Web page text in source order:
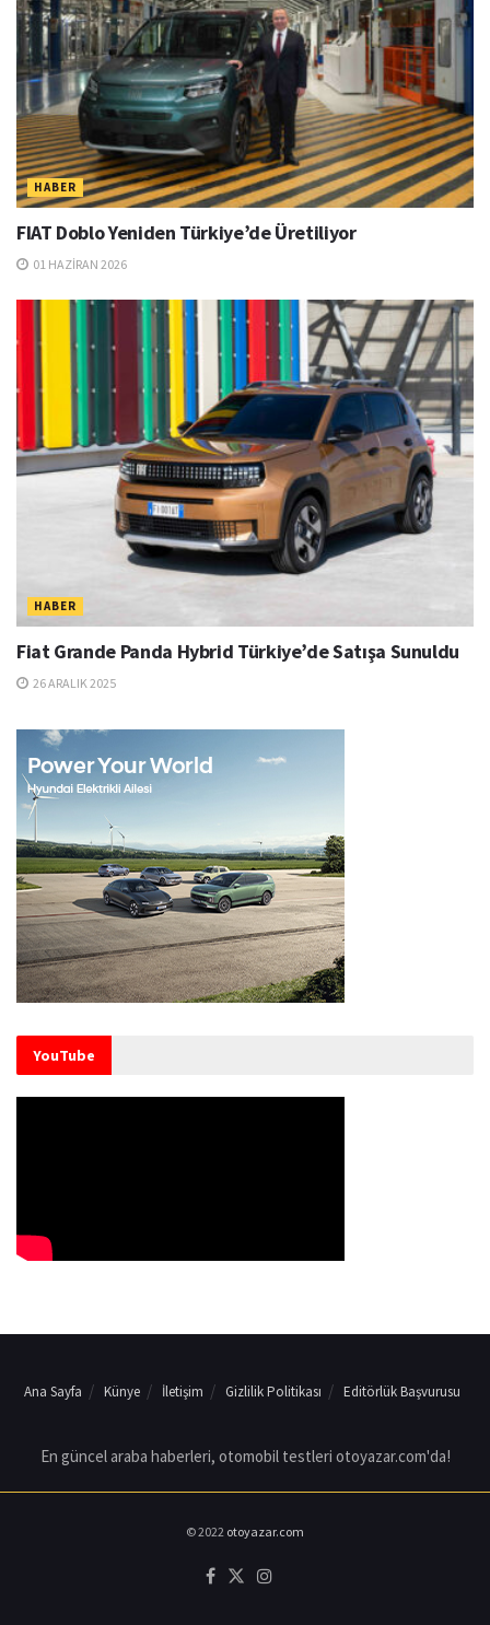
HABER
FIAT Doblo Yeniden Türkiye’de Üretiliyor
01 HAZIRAN 2026
HABER
Fiat Grande Panda Hybrid Türkiye’de Satışa Sunuldu
26 ARALIK 2025
YouTube
Ana Sayfa Künye İletişim Gizlilik Politikası Editörlük Başvurusu
En güncel araba haberleri, otomobil testleri otoyazar.com'da!
© 2022 otoyazar.com